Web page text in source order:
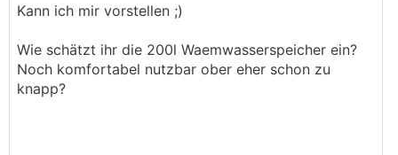
..
Kann ich mir vorstellen ;)
Wie schätzt ihr die 200l Waemwasserspeicher ein?
Noch komfortabel nutzbar ober eher schon zu
knapp?